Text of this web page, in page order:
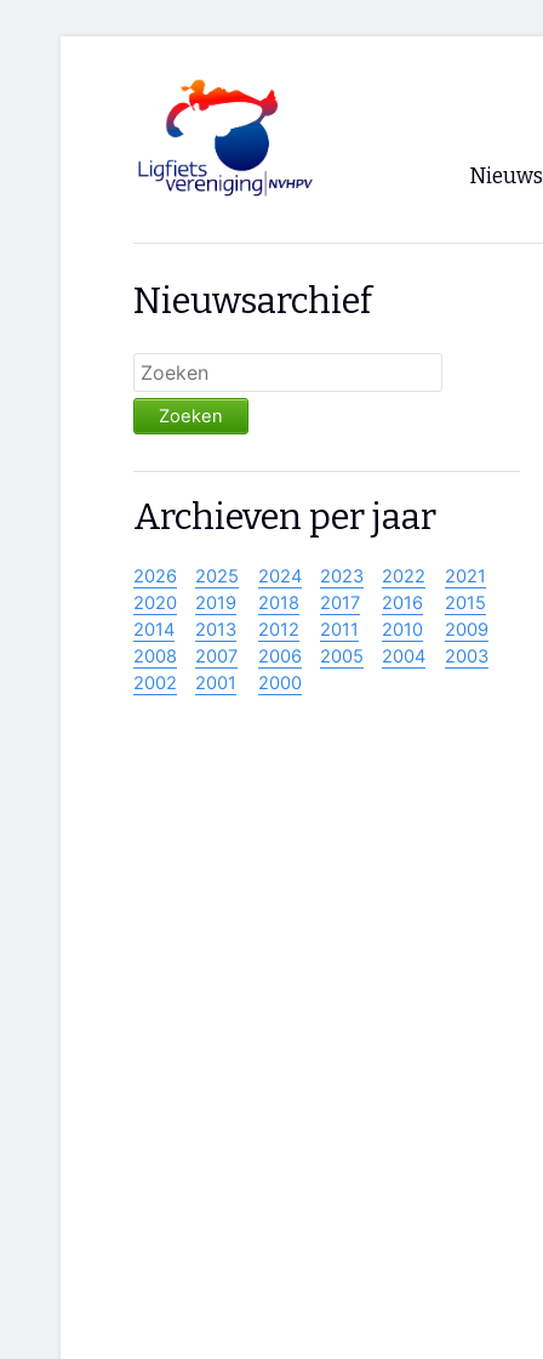
Nieuws
Nieuwsarchief
Zoeken
Archieven per jaar
2026 2025 2024 2023 2022
2021
2020
2019 2018 2017 2016
2015
2014
2013 2012 2011 2010
2009
2008
2007 2006 2005 2004
2003
2002
2001 2000